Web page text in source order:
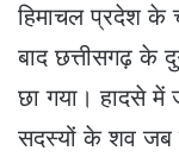
हिमाचल प्रदेश के
बाद छत्तीसगढ़ के
छा गया। हादसे में
सदस्यों के शव जब